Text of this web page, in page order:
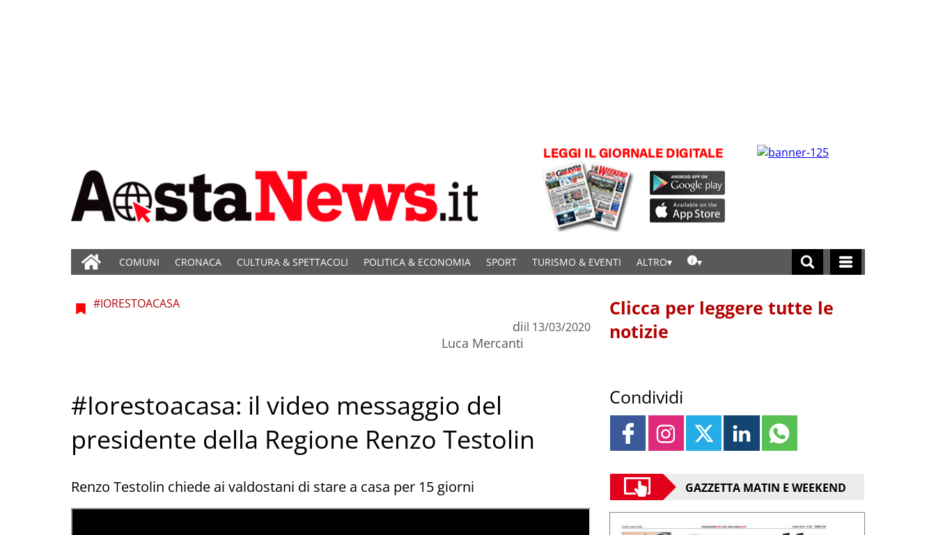
COMUNI CRONACA CULTURA & SPETTACOLI POLITICA & ECONOMIA SPORT TURISMO & EVENTI ALTRO
#IORESTOACASA
di
Luca Mercanti
il 13/03/2020
#Iorestoacasa: il video messaggio del
presidente della Regione Renzo Testolin
Renzo Testolin chiede ai valdostani di stare a casa per 15 giorni
Clicca per leggere tutte le
notizie
Condividi
GAZZETTA MATIN E WEEKEND